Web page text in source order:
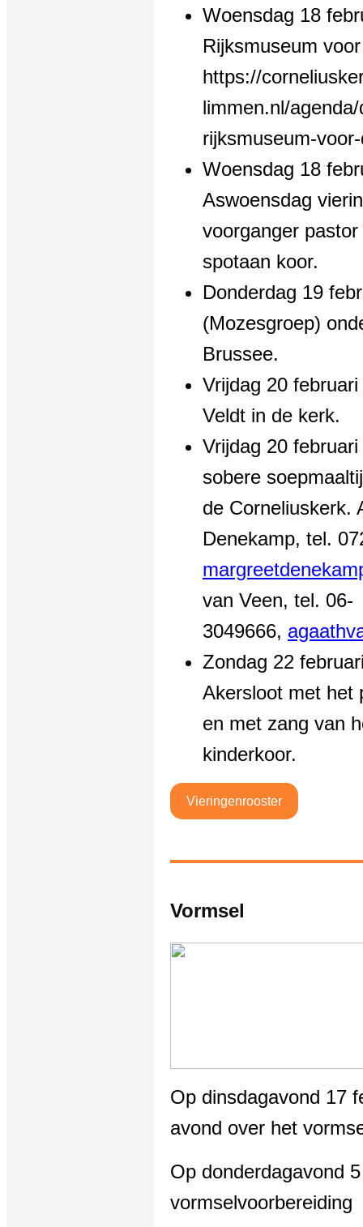
Woensdag 18
Rijksmuseum
https://
limmen.nl/
rijksmuseum-
Woensdag 18
Aswoensdag
voorganger
spotaan koor.
Donderdag 19
(Mozesgroep)
Brussee.
Vrijdag 20
Veldt in de kerk.
Vrijdag 20
sobere
de Corneliuskerk.
Denekamp, tel.
van Veen, tel. 06-
3049666,
Zondag 22
Akersloot met het
en met zang van
kinderkoor.
Vieringenrooster
Vormsel
Op dinsdagavond 17
avond over het
Op donderdagavond
vormselvoorbereiding